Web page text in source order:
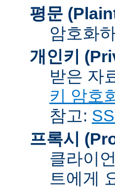
평문
암호화
개인키
받은 자
키 암호
참고:
프록시
클라이
트에게